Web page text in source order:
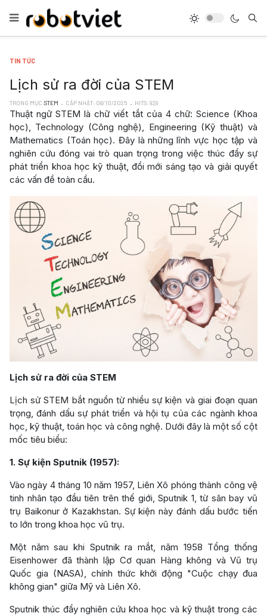
TIN TỨC
Lịch sử ra đời của STEM
TRONG MỤC:STEM CẬP NHẬT: 08/10/2025 HITS: 929
Thuật ngữ STEM là chữ viết tắt của 4 chữ: Science (Khoa
học), Technology (Công nghệ), Engineering (Kỹ thuật) và
Mathematics (Toán học). Đây là những lĩnh vực học tập và
nghiên cứu đóng vai trò quan trọng trong việc thúc đẩy sự
phát triển khoa học kỹ thuật, đổi mới sáng tạo và giải quyết
các vấn đề toàn cầu.
Lịch sử ra đời của STEM
Lịch sử STEM bắt nguồn từ nhiều sự kiện và giai đoạn quan
trọng, đánh dấu sự phát triển và hội tụ của các ngành khoa
học, kỹ thuật, toán học và công nghệ. Dưới đây là một số cột
mốc tiêu biểu:
1. Sự kiện Sputnik (1957):
Vào ngày 4 tháng 10 năm 1957, Liên Xô phóng thành công vệ
tinh nhân tạo đầu tiên trên thế giới, Sputnik 1, từ sân bay vũ
trụ Baikonur ở Kazakhstan. Sự kiện này đánh dấu bước tiến
to lớn trong khoa học vũ trụ.
Một năm sau khi Sputnik ra mắt, năm 1958 Tổng thống
Eisenhower đã thành lập Cơ quan Hàng không và Vũ trụ
Quốc gia (NASA), chính thức khởi động "Cuộc chạy đua
không gian" giữa Mỹ và Liên Xô.
Sputnik thúc đẩy nghiên cứu khoa học và kỹ thuật trong các